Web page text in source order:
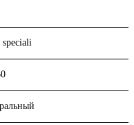
speciali